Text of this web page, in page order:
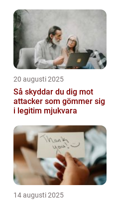
20 augusti 2025
Så skyddar du dig mot
attacker som gömmer sig
i legitim mjukvara
14 augusti 2025